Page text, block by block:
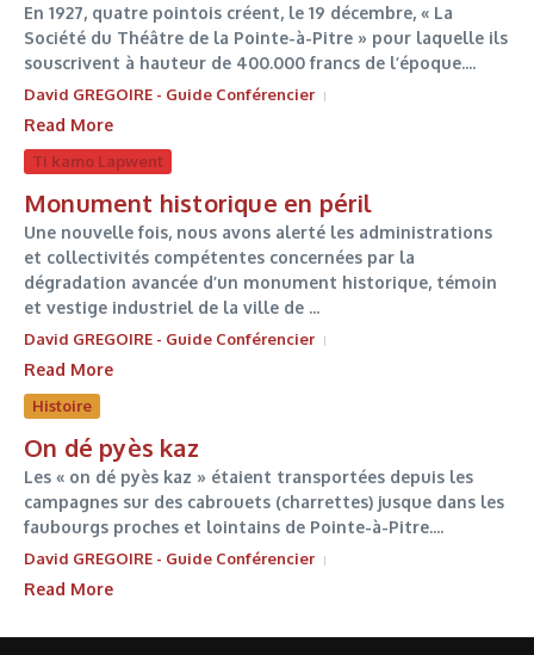
En 1927, quatre pointois créent, le 19 décembre, « La
Société du Théâtre de la Pointe-à-Pitre » pour laquelle ils
souscrivent à hauteur de 400.000 francs de l’époque....
David GREGOIRE - Guide Conférencier
Read More
Ti kamo Lapwent
Monument historique en péril
Une nouvelle fois, nous avons alerté les administrations
et collectivités compétentes concernées par la
dégradation avancée d’un monument historique, témoin
et vestige industriel de la ville de ...
David GREGOIRE - Guide Conférencier
Read More
Histoire
On dé pyès kaz
Les « on dé pyès kaz » étaient transportées depuis les
campagnes sur des cabrouets (charrettes) jusque dans les
faubourgs proches et lointains de Pointe-à-Pitre....
David GREGOIRE - Guide Conférencier
Read More